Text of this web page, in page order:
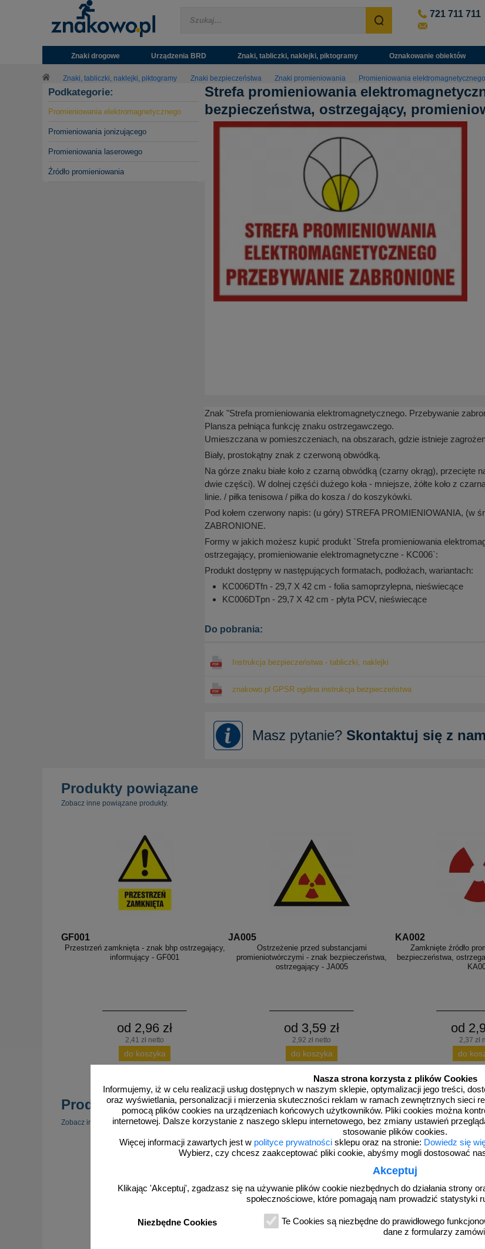
Nasza strona korzysta z plików Cookies
Informujemy, iż w celu realizacji usług dostępnych w naszym sklepie, optymalizacji jego treści,
oraz wyświetlania, personalizacji i mierzenia skuteczności reklam w ramach zewnętrznych sieci
pomocą plików cookies na urządzeniach końcowych użytkowników. Pliki cookies można
internetowej. Dalsze korzystanie z naszego sklepu internetowego, bez zmiany ustawień
stosowanie plików cookies.
Więcej informacji zawartych jest w polityce prywatności sklepu oraz na stronie: Dowiedz się
Wybierz, czy chcesz zaakceptować pliki cookie, abyśmy mogli dostosować
Akceptuj
Klikając 'Akceptuj', zgadzasz się na używanie plików cookie niezbędnych do działania strony
społecznościowe, które pomagają nam prowadzić statystyki
Niezbędne Cookies
Te Cookies są niezbędne do prawidłowego
dane z formularzy
721 711 711
Znaki drogowe Urządzenia BRD Znaki, tabliczki, naklejki, piktogramy Oznakowanie obiektów
Znaki, tabliczki, naklejki, piktogramy Znaki bezpieczeństwa Znaki promieniowania Promieniowania elektromagnetycznego
Podkategorie:
Promieniowania elektromagnetycznego
Promieniowania jonizującego
Promieniowania laserowego
Źródło promieniowania
Strefa promieniowania
bezpieczeństwa, ostrzegający,
Znak "Strefa promieniowania elektromagnetycznego. Przebywanie
Plansza pełniąca funkcję znaku ostrzegawczego.
Umieszczana w pomieszczeniach, na obszarach, gdzie istnieje
Biały, prostokątny znak z czerwoną obwódką.
Na górze znaku białe koło z czarną obwódką (czarny okrąg), przecięte
dwie części). W dolnej częśći dużego koła - mniejsze, żółte koło z
linie. / piłka tenisowa / piłka do kosza / do koszykówki.
Pod kołem czerwony napis: (u góry) STREFA PROMIENIOWANIA, (w
ZABRONIONE.
Formy w jakich możesz kupić produkt `Strefa promieniowania
ostrzegający, promieniowanie elektromagnetyczne - KC006`:
Produkt dostępny w następujących formatach, podłożach, wariantach:
KC006DTfn - 29,7 X 42 cm - folia samoprzylepna, nieświecące
KC006DTpn - 29,7 X 42 cm - płyta PCV, nieświecące
Do pobrania:
Instrukcja bezpieczeństwa - tabliczki, naklejki
znakowo.pl GPSR ogólna instrukcja bezpieczeństwa
Masz pytanie? Skontaktuj się z
Produkty powiązane
Zobacz inne powiązane produkty.
GF001
Przestrzeń zamknięta - znak bhp ostrzegający,
informujący - GF001
od 2,96 zł
2,41 zł netto
do koszyka
JA005
Ostrzeżenie przed substancjami
promieniotwórczymi - znak bezpieczeństwa,
ostrzegający - JA005
od 3,59 zł
2,92 zł netto
do koszyka
KA002
Zamknięte źródło
bezpieczeństwa,
od
2,37 zł
do
Produkty popularne
Zobacz inne popularne produkty w tej kategorii. zobacz więcej